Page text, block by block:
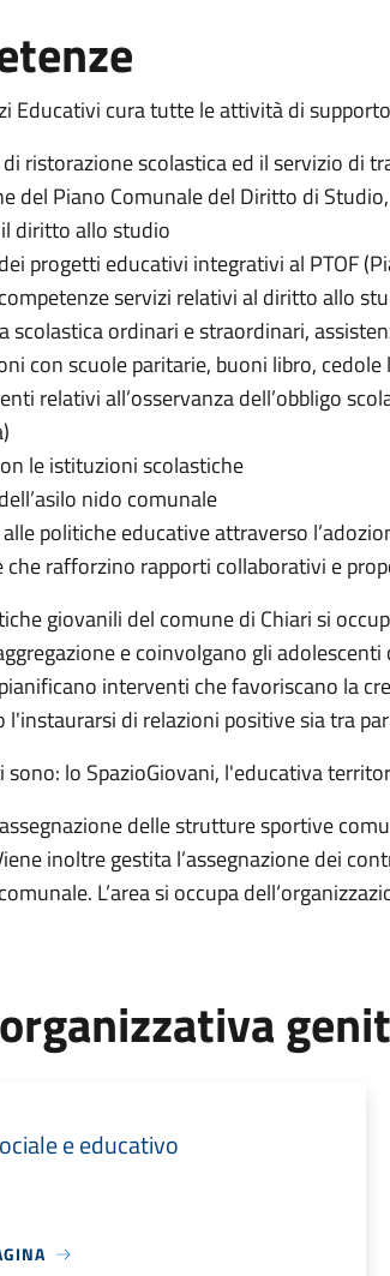
Educativi cura tutte le attività di
ristorazione scolastica ed il servizio di
del Piano Comunale del Diritto di
diritto allo studio
progetti educativi integrativi al PTOF
servizi relativi al diritto allo
scolastica ordinari e straordinari,
con scuole paritarie, buoni libro,
relativi all’osservanza dell’obbligo
le istituzioni scolastiche
nido comunale
politiche educative attraverso
rafforzino rapporti collaborativi e
giovanili del comune di Chiari si
e coinvolgano gli
interventi che favoriscano la
di relazioni positive sia tra
sono: lo SpazioGiovani, l'educativa
delle strutture sportive
inoltre gestita l’assegnazione dei
L’area si occupa
e educativo